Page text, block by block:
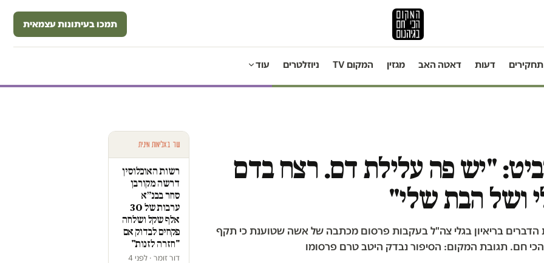
תמכו בעיתונות עצמאית
תחקירים דעות דאטה האב מגזין המקום TV ניוזלטרים עוד
"יש פה עלילת דם. רצח בדם
ושל הבת שלי"
בריאיון בגלי צה"ל בעקבות פרסום מכתבה של אשה שטוענת כי תקף
חם. תגובת המקום: הסיפור נבדק היטב טרם פרסומו
עוד באלימות מינית
רשות האוכלוסין
דרשה מקורבן
סחר בבנ״א
ערבות של 30
אלף שקל ושלחה
פקחים לבדוק אם
"חזרה לזנות"
דור זומר · לפני 4